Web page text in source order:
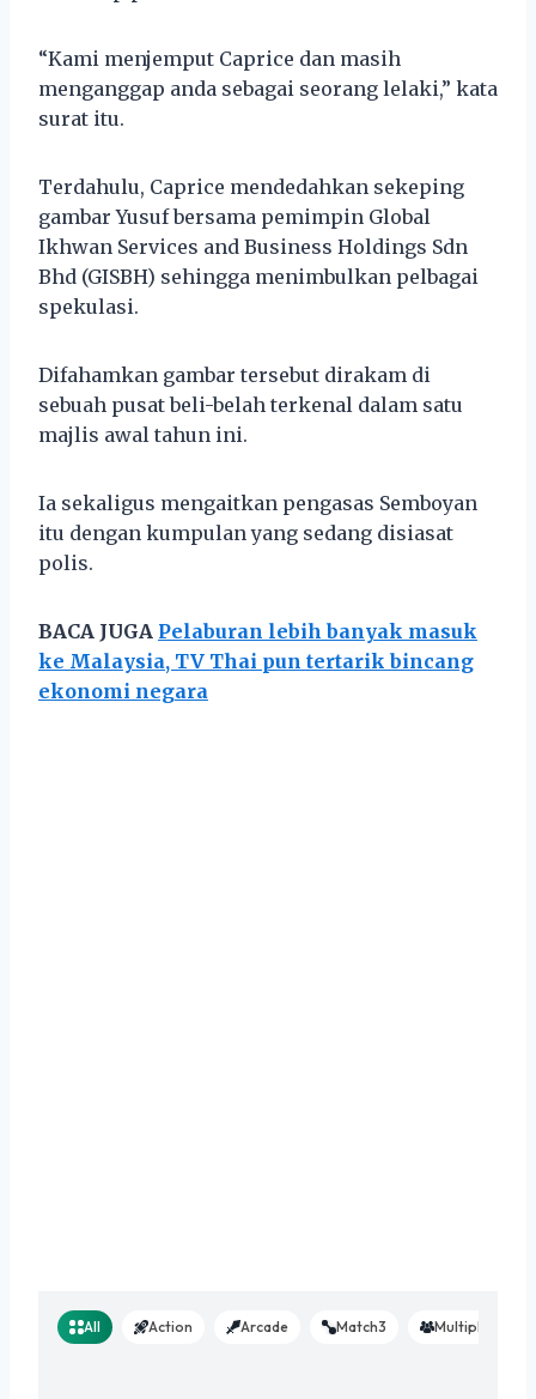
“Kami menjemput Caprice dan masih
menganggap anda sebagai seorang lelaki,” kata
surat itu.
Terdahulu, Caprice mendedahkan sekeping
gambar Yusuf bersama pemimpin Global
Ikhwan Services and Business Holdings Sdn
Bhd (GISBH) sehingga menimbulkan pelbagai
spekulasi.
Difahamkan gambar tersebut dirakam di
sebuah pusat beli-belah terkenal dalam satu
majlis awal tahun ini.
Ia sekaligus mengaitkan pengasas Semboyan
itu dengan kumpulan yang sedang disiasat
polis.
BACA JUGA Pelaburan lebih banyak masuk
ke Malaysia, TV Thai pun tertarik bincang
ekonomi negara